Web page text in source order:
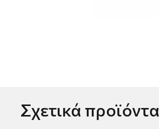
Σχετικά προϊόντα